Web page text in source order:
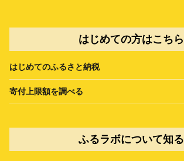
はじめての方はこちら
はじめてのふるさと納税
寄付上限額を調べる
ふるラボについて知る